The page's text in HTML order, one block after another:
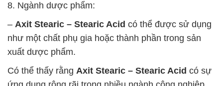
8. Ngành dược phẩm:
– Axit Stearic – Stearic Acid có thể được sử dụng
như một chất phụ gia hoặc thành phần trong sản
xuất dược phẩm.
Có thể thấy rằng Axit Stearic – Stearic Acid có sự